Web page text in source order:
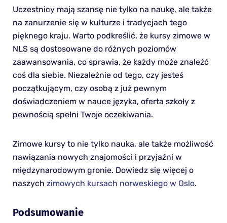
Uczestnicy mają szansę nie tylko na naukę, ale także
na zanurzenie się w kulturze i tradycjach tego
pięknego kraju. Warto podkreślić, że kursy zimowe w
NLS są dostosowane do różnych poziomów
zaawansowania, co sprawia, że każdy może znaleźć
coś dla siebie. Niezależnie od tego, czy jesteś
początkującym, czy osobą z już pewnym
doświadczeniem w nauce języka, oferta szkoły z
pewnością spełni Twoje oczekiwania.
Zimowe kursy to nie tylko nauka, ale także możliwość
nawiązania nowych znajomości i przyjaźni w
międzynarodowym gronie. Dowiedz się więcej o
naszych zimowych kursach norweskiego w Oslo.
Podsumowanie